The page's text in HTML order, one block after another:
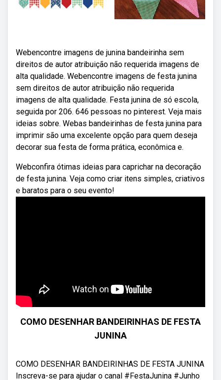
Webencontre imagens de junina bandeirinha sem
direitos de autor atribuição não requerida imagens de
alta qualidade. Webencontre imagens de festa junina
sem direitos de autor atribuição não requerida
imagens de alta qualidade. Festa junina de só escola,
seguida por 206. 646 pessoas no pinterest. Veja mais
ideias sobre. Webas bandeirinhas de festa junina para
imprimir são uma excelente opção para quem deseja
decorar sua festa de forma prática, econômica e.
Webconfira ótimas ideias para caprichar na decoração
de festa junina. Veja como criar itens simples, criativos
e baratos para o seu evento!
COMO DESENHAR BANDEIRINHAS DE FESTA
JUNINA
COMO DESENHAR BANDEIRINHAS DE FESTA JUNINA
Inscreva-se para ajudar o canal #FestaJunina #Junho